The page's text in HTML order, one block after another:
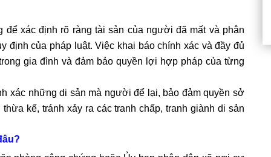
để xác định rõ ràng tài sản của người đã mất và phân
định của pháp luật. Việc khai báo chính xác và đầy đủ
gia đình và đảm bảo quyền lợi hợp pháp của từng
xác những di sản mà người để lại, bảo đảm quyền sở
kế, tránh xảy ra các tranh chấp, tranh giành di sản